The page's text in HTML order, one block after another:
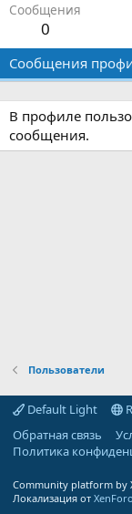
Сообщения
0
Сообщения
В профиле
сообщения.
Пользователи
Default Light
Обратная связь
Политика
Community platform by
Локализация от